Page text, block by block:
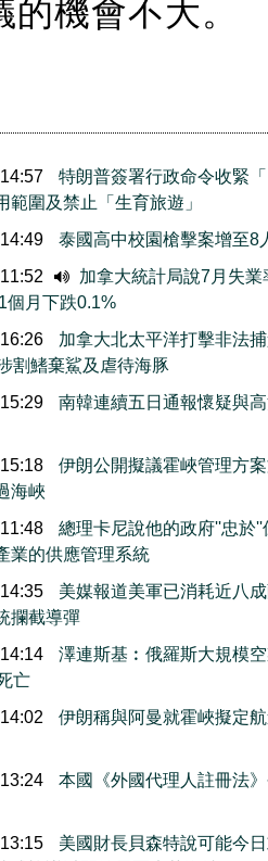
的機會不大。
特朗普簽署行政命令收緊
範圍及禁止「生育旅遊」
泰國高中校園槍擊案增至8
加拿大統計局說7月失業
個月下跌0.1%
加拿大北太平洋打擊非法
割鰭棄鯊及虐待海豚
南韓連續五日通報懷疑與
伊朗公開擬議霍峽管理方
海峽
總理卡尼說他的政府''忠於''
業的供應管理系統
美媒報道美軍已消耗近八
攔截導彈
澤連斯基︰俄羅斯大規模
亡
伊朗稱與阿曼就霍峽擬定
本國《外國代理人註冊法
美國財長貝森特說可能今